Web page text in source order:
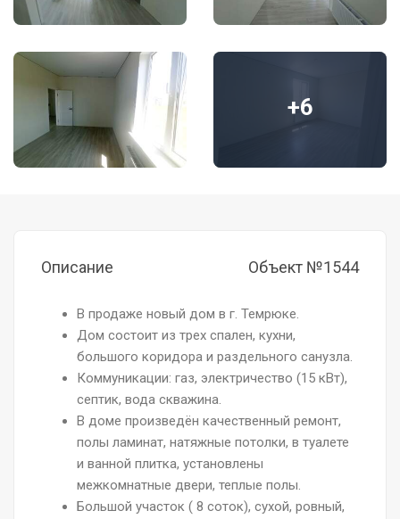
+6
Описание Объект №1544
В продаже новый дом в г. Темрюке.
Дом состоит из трех спален, кухни,
большого коридора и раздельного санузла.
Коммуникации: газ, электричество (15 кВт),
септик, вода скважина.
В доме произведён качественный ремонт,
полы ламинат, натяжные потолки, в туалете
и ванной плитка, установлены
межкомнатные двери, теплые полы.
Большой участок ( 8 соток), сухой, ровный,